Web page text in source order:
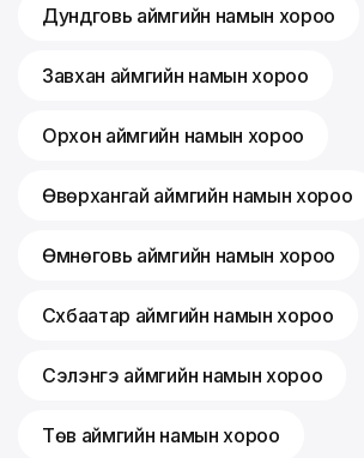
Дундговь аймгийн намын хороо
Завхан аймгийн намын хороо
Орхон аймгийн намын хороо
Өвөрхангай аймгийн намын хороо
Өмнөговь аймгийн намын хороо
Сүхбаатар аймгийн намын хороо
Сэлэнгэ аймгийн намын хороо
Төв аймгийн намын хороо